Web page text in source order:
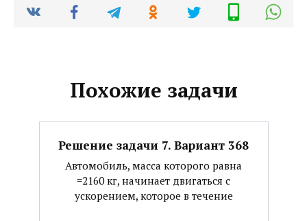
Похожие задачи
Решение задачи 7. Вариант 368
Автомобиль, масса которого равна
=2160 кг, начинает двигаться с
ускорением, которое в течение